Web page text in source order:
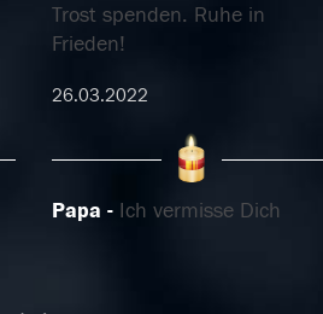
Trost spenden. Ruhe in
Frieden!
26.03.2022
Papa Ich vermisse Dich